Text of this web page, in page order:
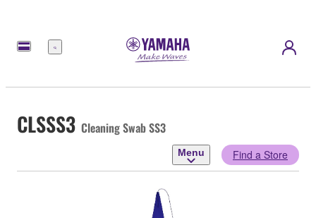
Menu
CLSSS3 Cleaning Swab SS3
Menu Find a Store